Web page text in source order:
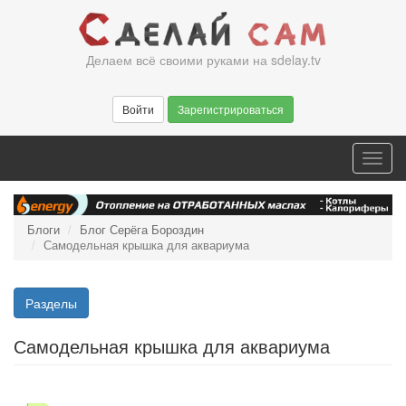
Делаем всё своими руками на sdelay.tv
Войти Зарегистрироваться
Блоги
Блог Серёга Бороздин
Самодельная крышка для аквариума
Разделы
Самодельная крышка для аквариума